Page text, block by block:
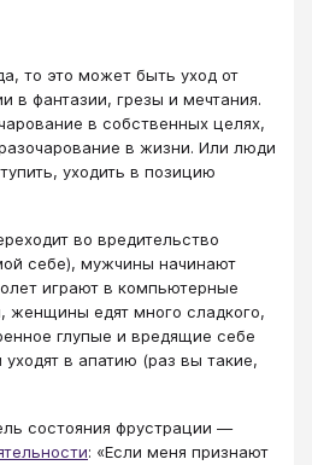
то это может быть уход от
в фантазии, грезы и мечтания.
в собственных целях,
в жизни. Или люди
уходить в позицию
во вредительство
себе), мужчины начинают
играют в компьютерные
женщины едят много сладкого,
глупые и вредящие себе
уходят в апатию (раз вы такие,
состояния фрустрации ―
: «Если меня признают